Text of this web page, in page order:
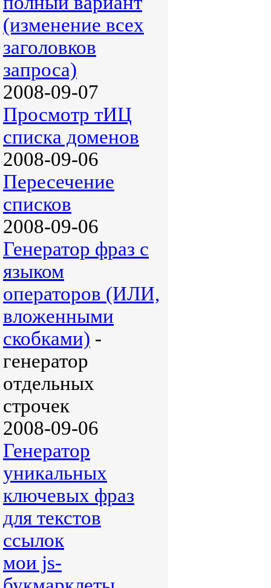
(изменение всех
заголовков
запроса)
2008-09-07
Просмотр тИЦ
списка доменов
2008-09-06
Пересечение
списков
2008-09-06
Генератор фраз с
языком
операторов (ИЛИ,
вложенными
скобками) -
генератор
отдельных
строчек
2008-09-06
Генератор
уникальных
ключевых фраз
для текстов
ссылок
мои js-